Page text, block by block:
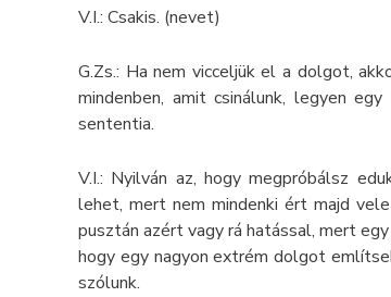
V.I.: Csakis. (nevet)
G.Zs.: Ha nem vicceljük el a dolgot,
mindenben, amit csinálunk, legyen
sententia.
V.I.: Nyilván az, hogy megpróbálsz
lehet, mert nem mindenki ért majd
pusztán azért vagy rá hatással, mert
hogy egy nagyon extrém dolgot
szólunk.